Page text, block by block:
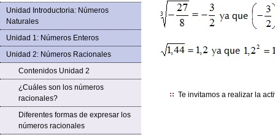
Unidad Introductoria: Números
Naturales
Unidad 1: Números Enteros
Unidad 2: Números Racionales
Contenidos Unidad 2
¿Cuáles son los números
racionales?
Diferentes formas de expresar los
números racionales
Te invitamos a realizar la